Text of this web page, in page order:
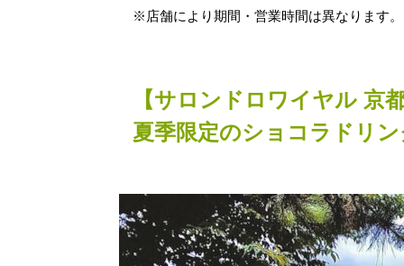
※店舗により期間・営業時間は異なります。
【サロンドロワイヤル 京
夏季限定のショコラドリ